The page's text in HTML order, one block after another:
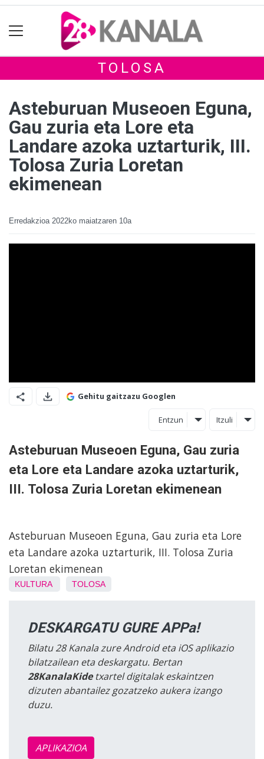
TOLOSA
Asteburuan Museoen Eguna,
Gau zuria eta Lore eta
Landare azoka uztarturik, III.
Tolosa Zuria Loretan
ekimenean
Erredakzioa 2022ko maiatzaren 10a
Gehitu gaitzazu Googlen
Entzun Itzuli
Asteburuan Museoen Eguna, Gau zuria
eta Lore eta Landare azoka uztarturik,
III. Tolosa Zuria Loretan ekimenean
Asteburuan Museoen Eguna, Gau zuria eta Lore
eta Landare azoka uztarturik, III. Tolosa Zuria
Loretan ekimenean
KULTURA TOLOSA
DESKARGATU GURE APPa!
Bilatu 28 Kanala zure Android eta iOS aplikazio
bilatzailean eta deskargatu. Bertan
28KanalaKidetxartel digitalak eskaintzen
dizuten abantailez gozatzeko aukera izango
duzu.
APLIKAZIOA